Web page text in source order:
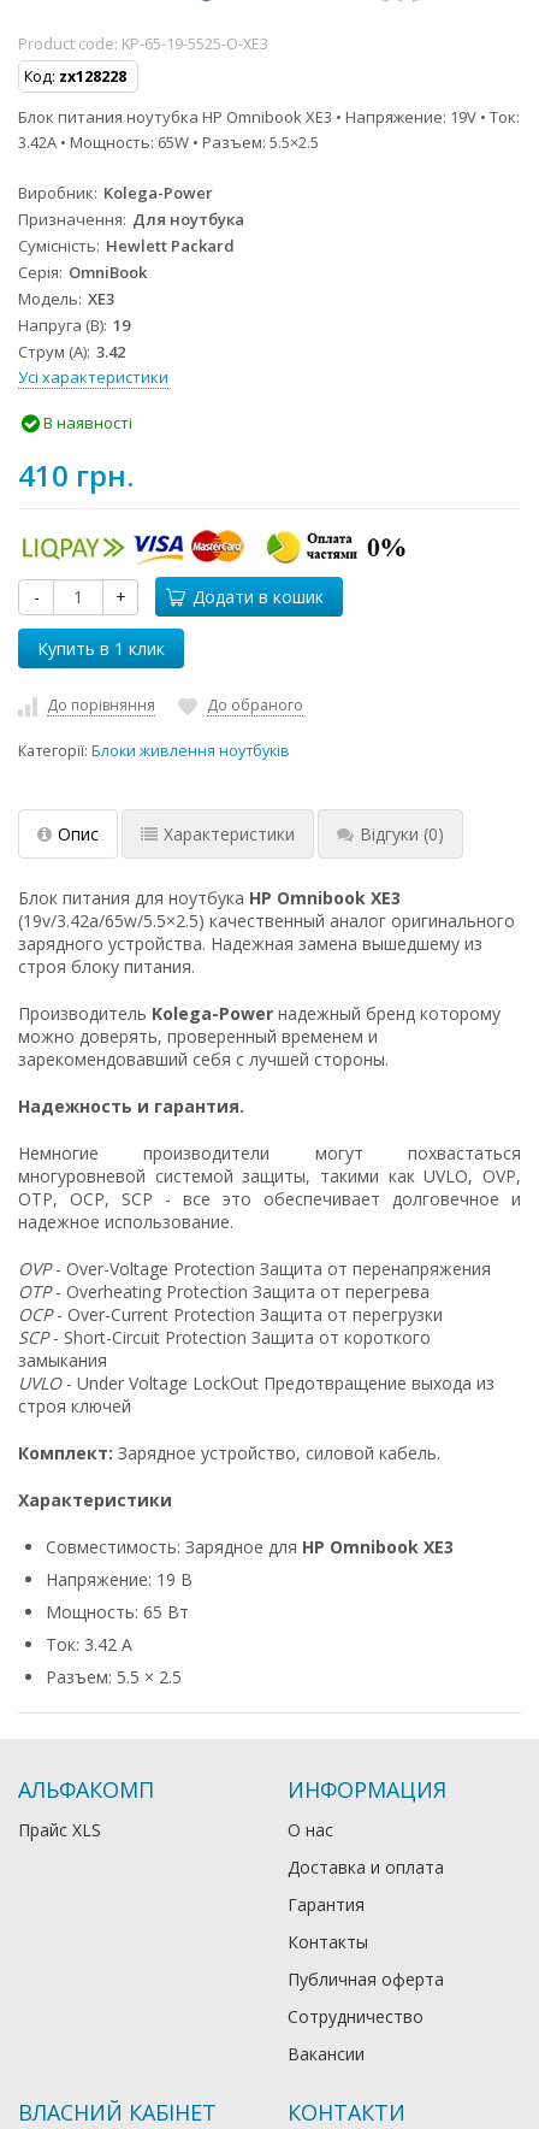
Product code: KP-65-19-5525-O-XE3
Код: zx128228
Блок питания ноутубка HP Omnibook XE3 • Напряжение: 19V • Ток:
3.42A • Мощность: 65W • Разъем: 5.5×2.5
Виробник Kolega-Power
Призначення Для ноутбука
Сумісність Hewlett Packard
Серія OmniBook
Модель XE3
Напруга (В) 19
Струм (А) 3.42
Усі характеристики
В наявності
410 грн.
- + Додати в кошик
До порівняння До обраного
Категорії: Блоки живлення ноутбуків
Опис Характеристики Відгуки (0)
Блок питания для ноутбука HP Omnibook XE3
(19v/3.42a/65w/5.5×2.5) качественный аналог оригинального
зарядного устройства. Надежная замена вышедшему из
строя блоку питания.
Производитель Kolega-Power надежный бренд которому
можно доверять, проверенный временем и
зарекомендовавший себя с лучшей стороны.
Надежность и гарантия.
Немногие производители могут похвастаться
многуровневой системой защиты, такими как UVLO, OVP,
OTP, OCP, SCP - все это обеспечивает долговечное и
надежное использование.
OVP- Over-Voltage Protection Защита от перенапряжения
OTP- Overheating Protection Защита от перегрева
OCP- Over-Current Protection Защита от перегрузки
SCP- Short-Circuit Protection Защита от короткого
замыкания
UVLO- Under Voltage LockOut Предотвращение выхода из
строя ключей
Комплект: Зарядное устройство, силовой кабель.
Характеристики
Совместимость: Зарядное для HP Omnibook XE3
Напряжение: 19 В
Мощность: 65 Вт
Ток: 3.42 А
Разъем: 5.5 × 2.5
АЛЬФАКОМП
Прайс XLS
ИНФОРМАЦИЯ
О нас
Доставка и оплата
Гарантия
Контакты
Публичная оферта
Сотрудничество
Вакансии
ВЛАСНИЙ КАБІНЕТ КОНТАКТИ